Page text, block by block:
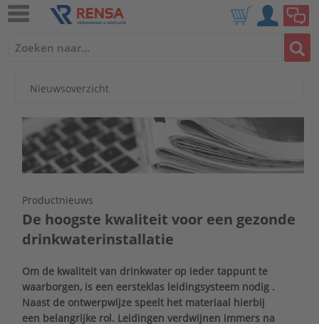
Nieuwsoverzicht
Productnieuws
De hoogste kwaliteit voor een gezonde
drinkwaterinstallatie
Om de kwaliteit van drinkwater op ieder tappunt te
waarborgen, is een eersteklas leidingsysteem nodig .
Naast de ontwerpwijze speelt het materiaal hierbij
een belangrijke rol. Leidingen verdwijnen immers na